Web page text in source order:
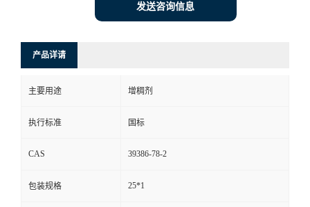
发送咨询信息
产品详请
主要用途 增稠剂
执行标准 国标
CAS 39386-78-2
包装规格 25*1